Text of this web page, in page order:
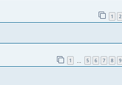
1 2
1 5 6 7 8 9